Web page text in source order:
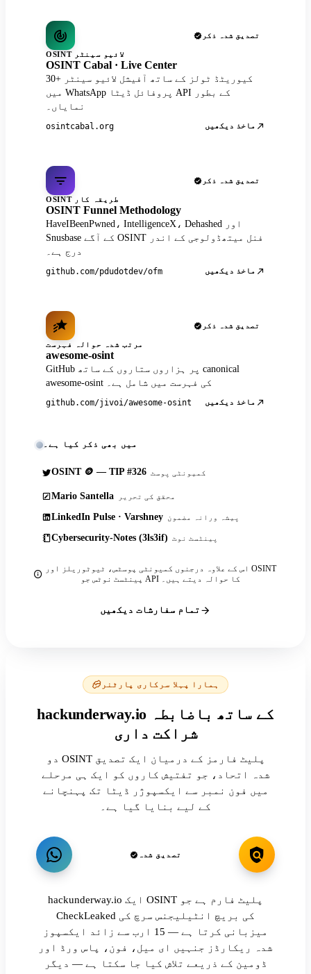
تصدیق شدہ ذکر
OSINT لائیو سینٹر
OSINT Cabal · Live Center
30+ کیوریٹڈ ٹولز کے ساتھ آفیشل لائیو سینٹر
میں WhatsApp پروفائل ڈیٹا API کے بطور
نمایاں۔
osintcabal.org ماخذ دیکھیں
تصدیق شدہ ذکر
OSINT طریقہ کار
OSINT Funnel Methodology
HaveIBeenPwned، IntelligenceX، Dehashed اور
Snusbase کے آگے OSINT فنل میتھڈولوجی کے اندر
درج ہے۔
github.com/pdudotdev/ofm ماخذ دیکھیں
تصدیق شدہ ذکر
مرتب شدہ حوالہ فہرست
awesome-osint
GitHub پر ہزاروں ستاروں کے ساتھ canonical
awesome-osint کی فہرست میں شامل ہے۔
github.com/jivoi/awesome-osint ماخذ دیکھیں
میں بھی ذکر کیا ہے۔
OSINT 🪙 — TIP #326 کمیونٹی پوسٹ
Mario Santella محقق کی تحریر
LinkedIn Pulse · Varshney پیشہ ورانہ مضمون
Cybersecurity-Notes (3ls3if) پینٹسٹ نوٹ
اس کے علاوہ درجنوں کمیونٹی پوسٹس، ٹیوٹوریلز اور OSINT
پینٹسٹ نوٹس جو API کا حوالہ دیتے ہیں۔
تمام سفارشات دیکھیں
ہمارا پہلا سرکاری پارٹنر
hackunderway.io کے ساتھ باضابطہ
شراکت داری
دو OSINT پلیٹ فارمز کے درمیان ایک تصدیق
شدہ اتحاد، جو تفتیش کاروں کو ایک ہی مرحلے
میں فون نمبر سے ایکسپوژر ڈیٹا تک پہنچانے
کے لیے بنایا گیا ہے۔
تصدیق شدہ
hackunderway.io ایک OSINT پلیٹ فارم ہے جو
CheckLeaked کی بریچ انٹیلیجنس سرچ کی
میزبانی کرتا ہے — 15 ارب سے زائد ایکسپوز
شدہ ریکارڈز جنہیں ای میل، فون، پاس ورڈ اور
ڈومین کے ذریعے تلاش کیا جا سکتا ہے — دیگر